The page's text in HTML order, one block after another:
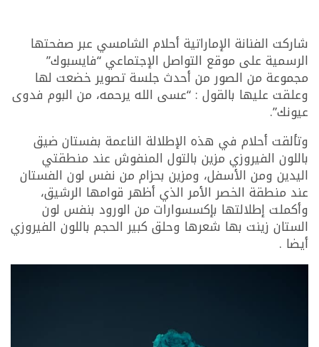
شاركت الفنانة الإماراتية أحلام الشامسي عبر صفحتها
الرسمية على موقع التواصل الإجتماعي “فايسبوك”
مجموعة من الصور من أحدث جلسة تصوير خضعت لها
وعلقت عليها بالقول : “عسى الله يرحمه، من البوم فدوى
عيونك”.
وتألقت أحلام في هذه الإطلالة الناعمة بفستان ضيق
باللون الفيروزي مزين بالتول المنفوش عند منطقتي
اليدين ومن الأسفل، ومزين بحزام من نفس لون الفستان
عند منطقة الخصر الأمر الذي أظهر قوامها الرشيق،
وأكملت إطلالتها بإكسسوارات من الورود بنفس لون
الستان زينت بها شعرها وحلق كبير الحجم باللون الفيروزي
أيضا .